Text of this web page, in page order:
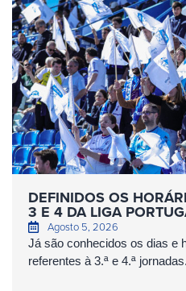
DEFINIDOS OS
3 E 4 DA LIGA
Agosto 5, 2026
Já são conhecidos os dias e
referentes à 3.ª e 4.ª